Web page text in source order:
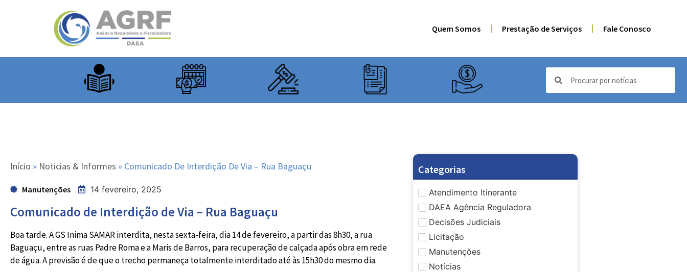
Quem Somos Prestação de Serviços Fale Conosco
Início » Noticias & Informes » Comunicado De Interdição De Via – Rua Baguaçu
Manutenções 14 fevereiro, 2025
Comunicado de Interdição de Via – Rua Baguaçu
Boa tarde. A GS Inima SAMAR interdita, nesta sexta-feira, dia 14 de fevereiro, a partir das 8h30, a rua
Baguaçu, entre as ruas Padre Roma e a Maris de Barros, para recuperação de calçada após obra em rede
de água. A previsão é de que o trecho permaneça totalmente interditado até às 15h30 do mesmo dia.
Categorias
Atendimento Itinerante
DAEA Agência Reguladora
Decisões Judiciais
Licitação
Manutenções
Notícias